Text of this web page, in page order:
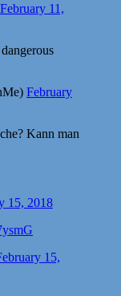
February 11,
February
Kann man
15, 2018
15,